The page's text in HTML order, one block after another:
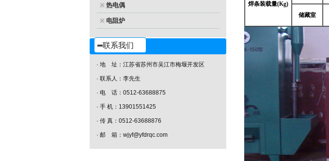
※ 热电偶
※ 电阻炉
联系我们
· 地 址：江苏省苏州市吴江市梅堰开发区
· 联系人：李先生
· 电 话：0512-63688875
· 手 机：13901551425
· 传 真：0512-63688876
· 邮 箱：wjyf@yfdrqc.com
焊条装载量(Kg)
储藏室